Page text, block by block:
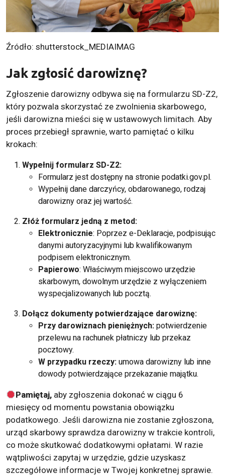
Źródło: shutterstock_MEDIAIMAG
Jak zgłosić darowiznę?
Zgłoszenie darowizny odbywa się na formularzu SD-Z2,
który pozwala skorzystać ze zwolnienia skarbowego,
jeśli darowizna mieści się w ustawowych limitach. Aby
proces przebiegł sprawnie, warto pamiętać o kilku
krokach:
Wypełnij formularz SD-Z2:
Formularz jest dostępny na stronie podatki.gov.pl.
Wypełnij dane darczyńcy, obdarowanego, rodzaj
darowizny oraz jej wartość.
Złóż formularz jedną z metod:
Elektronicznie: Poprzez e-Deklaracje, podpisując
danymi autoryzacyjnymi lub kwalifikowanym
podpisem elektronicznym.
Papierowo: Właściwym miejscowo urzędzie
skarbowym, dowolnym urzędzie z wyłączeniem
wyspecjalizowanych lub pocztą.
Dołącz dokumenty potwierdzające darowiznę:
Przy darowiznach pieniężnych: potwierdzenie
przelewu na rachunek płatniczy lub przekaz
pocztowy.
W przypadku rzeczy: umowa darowizny lub inne
dowody potwierdzające przekazanie majątku.
Pamiętaj, aby zgłoszenia dokonać w ciągu 6
miesięcy od momentu powstania obowiązku
podatkowego. Jeśli darowizna nie zostanie zgłoszona,
urząd skarbowy sprawdza darowizny w trakcie kontroli,
co może skutkować dodatkowymi opłatami. W razie
wątpliwości zapytaj w urzędzie, gdzie uzyskasz
szczegółowe informacje w Twojej konkretnej sprawie.